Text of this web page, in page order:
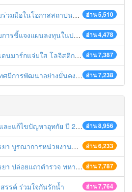
อ่าน 5,510
าปนาความสัมพันธ์ทางการทูตครบรอบ 65 ปี
อ่าน 4,478
จงแผนลงทุนในประเทศไทย
อ่าน 7,387
ใส โลจิสติกส์ไทยโดดเด่นในภูมิภาค
อ่าน 7,238
งคั่ง ยั่งยืน ในการประชุม Boao Forum for Asia
อ่าน 8,956
ะแก้ไขปัญหาอุทกัย ปี 2561
อ่าน 6,233
สุดกับผู้ประกอบการร้านค้าที่ยังฝ่าฝืนตั้งร้านค้ารุกล้ำเขตพื้นที่ทางหลวง เตรียมความปลอดภัยก่อนเทศกาลสงกรานต์
อ่าน 7,787
ท่ารถสาธารณะ สถานีขนส่งรถโดยสาร วินรถตู้ และสถานีรถไฟ เตรียมรับมือเทศกาลสงกรานต์
อ่าน 7,764
รรค์ ร่วมใจกันรักน้ำ